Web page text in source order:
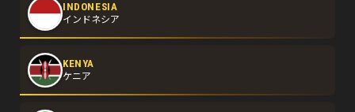
INDONESIA
インドネシア
KENYA
ケニア